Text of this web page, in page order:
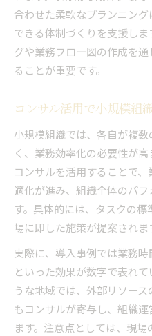
合わせた柔軟なプランニン
できる体制づくりを支援し
グや業務フロー図の作成を
ることが重要です。
コンサル活用で小規模組
小規模組織では、各自が複
く、業務効率化の必要性が
コンサルを活用することで
適化が進み、組織全体のパ
す。具体的には、タスクの
場に即した施策が提案されま
実際に、導入事例では業務
といった効果が数字で表れ
うな地域では、外部リソー
もコンサルが寄与し、組織
ます。注意点としては、現